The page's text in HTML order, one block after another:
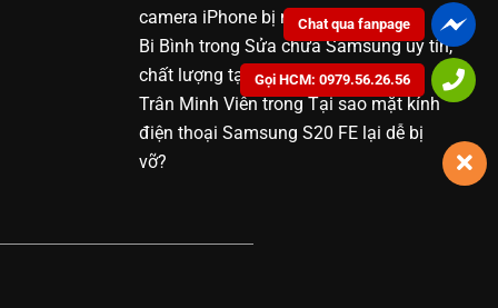
camera iPhone bị mờ
Bi Bình trong Sửa chữa Samsung uy tín,
chất lượng tại Bạc Liêu
Trân Minh ViêntrongTại sao mặt kính
điện thoại Samsung S20 FE lại dễ bị
vỡ?
Chat qua fanpage
Gọi HCM: 0979.56.26.56